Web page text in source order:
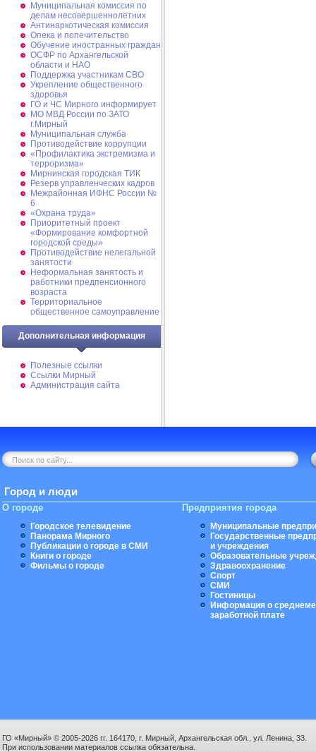
Муниципальная комиссия по
делам несовершеннолетних
Антинаркотическая комиссия
Опека и попечительство
Обучение иностранных граждан
ОСФР по Архангельской
области и НАО
Поддержка участникам СВО
Укрепление общественного
здоровья
ГО и ЧС Мирного информирует
МО МВД России по ЗАТО
г.Мирный
Муниципальная cлужба
Противодействие коррупции
«Профилактика экстремизма и
терроризма»
Мирнинская городская ТИК
Резерв управленческих кадров
Межрайонная ИФНС России №
6
«Охрана труда»
Приоритетный проект
«Формирование комфортной
городской среды»
Противодействие нелегальной
занятости
Неформальная занятость и
работники предпенсионного
возраста
Территориальное
общественное самоуправление
Дополнительная информация
Полезные ссылки
Ссылки Мирный
Администрация сайта
Город и люди
О городе
Городское телевидение
Панорама Мирного
Публикации о городе в СМИ
Книги о городе
Фильмы о городе
Предприятия города
Муниципальные
Государственные
и учреждения
Образовательные
Здравоохранение
Спорт
СМИ
Гостиницы
Информация о
заработной плате
ГО «Мирный» © 2005-2026 гг. 164170, г. Мирный, Архангельская обл., ул. Ленина, 33.
При использовании материалов ссылка обязательна.